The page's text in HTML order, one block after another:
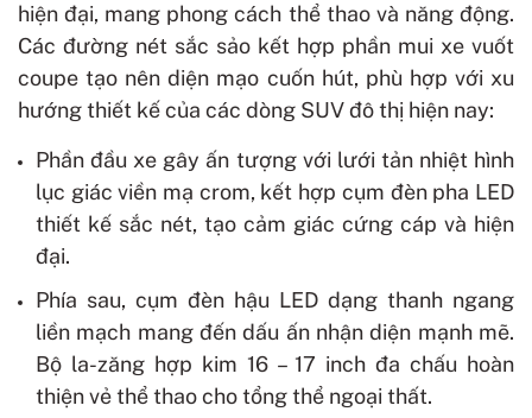
hiện đại, mang phong cách thể thao và năng động.
Các đường nét sắc sảo kết hợp phần mui xe vuốt
coupe tạo nên diện mạo cuốn hút, phù hợp với xu
hướng thiết kế của các dòng SUV đô thị hiện nay:
Phần đầu xe gây ấn tượng với lưới tản nhiệt hình
lục giác viền mạ crom, kết hợp cụm đèn pha LED
thiết kế sắc nét, tạo cảm giác cứng cáp và hiện
đại.
Phía sau, cụm đèn hậu LED dạng thanh ngang
liền mạch mang đến dấu ấn nhận diện mạnh mẽ.
Bộ la-zăng hợp kim 16 – 17 inch đa chấu hoàn
thiện vẻ thể thao cho tổng thể ngoại thất.